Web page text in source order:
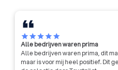
starstarstarstarstar
Alle bedrijven waren prima
Alle bedrijven waren prima, dit
maar is voor mij heel positief. Dit